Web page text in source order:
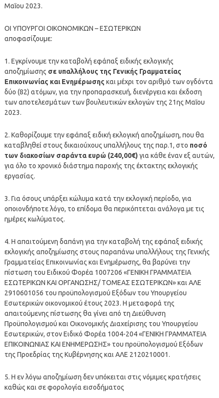
Μαΐου 2023.
ΟΙ ΥΠΟΥΡΓΟΙ ΟΙΚΟΝΟΜΙΚΩΝ – ΕΣΩΤΕΡΙΚΩΝ
αποφασίζουμε:
1. Εγκρίνουμε την καταβολή εφάπαξ ειδικής εκλογικής
αποζημίωσης σε υπαλλήλους της Γενικής Γραμματείας
Επικοινωνίας και Ενημέρωσης και μέχρι τον αριθμό των ογδόντα
δύο (82) ατόμων, για την προπαρασκευή, διενέργεια και έκδοση
των αποτελεσμάτων των βουλευτικών εκλογών της 21ης Μαΐου
2023.
2. Καθορίζουμε την εφάπαξ ειδική εκλογική αποζημίωση, που θα
καταβληθεί στους δικαιούχους υπαλλήλους της παρ.1, στο ποσό
των διακοσίων σαράντα ευρώ (240,00€) για κάθε έναν εξ αυτών,
για όλο το χρονικό διάστημα παροχής της έκτακτης εκλογικής
εργασίας.
3. Για όσους υπάρξει κώλυμα κατά την εκλογική περίοδο, για
οποιονδήποτε λόγο, το επίδομα θα περικόπτεται ανάλογα με τις
ημέρες κωλύματος.
4. Η απαιτούμενη δαπάνη για την καταβολή της εφάπαξ ειδικής
εκλογικής αποζημίωσης στους παραπάνω υπαλλήλους της Γενικής
Γραμματείας Επικοινωνίας και Ενημέρωσης, θα βαρύνει την
πίστωση του Ειδικού Φορέα 1007206 «ΓΕΝΙΚΗ ΓΡΑΜΜΑΤΕΙΑ
ΕΣΩΤΕΡΙΚΩΝ ΚΑΙ ΟΡΓΑΝΩΣΗΣ/ ΤΟΜΕΑΣ ΕΣΩΤΕΡΙΚΩΝ» και ΑΛΕ
2910601056 του προϋπολογισμού Εξόδων του Υπουργείου
Εσωτερικών οικονομικού έτους 2023. Η μεταφορά της
απαιτούμενης πίστωσης θα γίνει από τη Διεύθυνση
Προϋπολογισμού και Οικονομικής Διαχείρισης του Υπουργείου
Εσωτερικών, στον Ειδικό Φορέα 1004-204 «ΓΕΝΙΚΗ ΓΡΑΜΜΑΤΕΙΑ
ΕΠΙΚΟΙΝΩΝΙΑΣ ΚΑΙ ΕΝΗΜΕΡΩΣΗΣ» του προϋπολογισμού Εξόδων
της Προεδρίας της Κυβέρνησης και ΑΛΕ 2120210001.
5. Η εν λόγω αποζημίωση δεν υπόκειται στις νόμιμες κρατήσεις
καθώς και σε φορολογία εισοδήματος